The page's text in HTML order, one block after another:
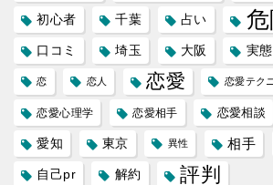
初心者 千葉 占い
口コミ 埼玉 大阪 実態
恋 恋人 恋愛 恋愛テク
恋愛心理学 恋愛相手 恋愛相談
愛知 東京 異性 相手
自己pr 解約 評判